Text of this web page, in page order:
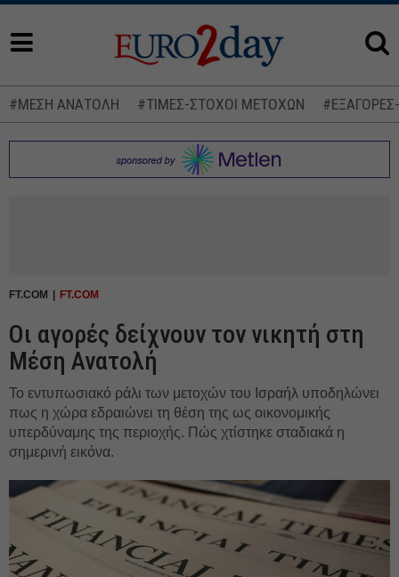
#ΜΕΣΗ ΑΝΑΤΟΛΗ #ΤΙΜΕΣ-ΣΤΟΧΟΙ ΜΕΤΟΧΩΝ
FT.COM FT.COM
Οι αγορές δείχνουν τον νικητή στη
Μέση Ανατολή
Το εντυπωσιακό ράλι των μετοχών του Ισραήλ υποδηλώνει
πως η χώρα εδραιώνει τη θέση της ως οικονομικής
υπερδύναμης της περιοχής. Πώς χτίστηκε σταδιακά η
σημερινή εικόνα.